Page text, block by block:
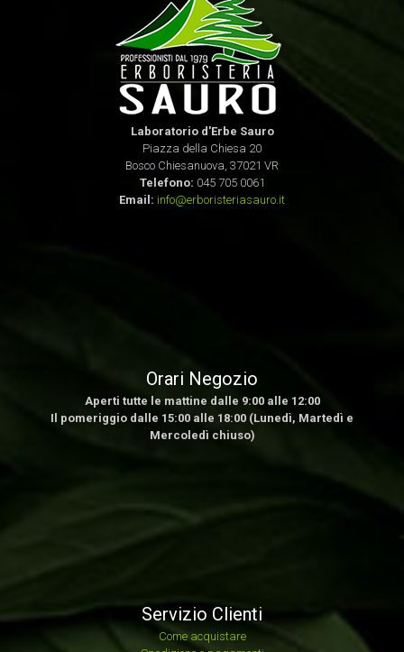
Laboratorio d'Erbe Sauro
Piazza della Chiesa 20
Bosco Chiesanuova, 37021 VR
Telefono: 045 705 0061
Email: info@erboristeriasauro.it
Orari Negozio
Aperti tutte le mattine dalle 9:00 alle 12:00
Il pomeriggio dalle 15:00 alle 18:00 (Lunedì, Martedì e
Mercoledì chiuso)
Servizio Clienti
Come acquistare